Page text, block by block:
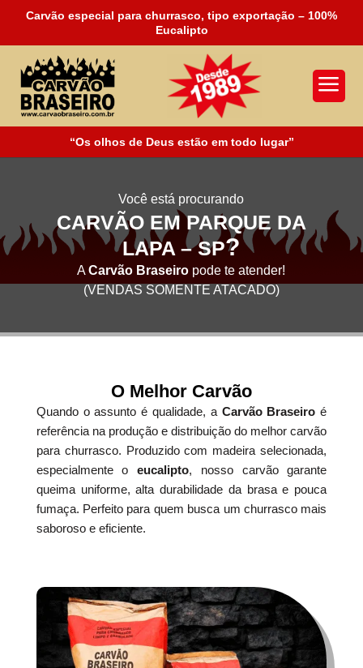
Carvão especial para churrasco, tipo exportação – 100%
Eucalipto
a
“Os olhos de Deus estão em todo lugar”
Você está procurando
CARVÃO EM PARQUE DA
LAPA – SP?
ACarvão Braseiro pode te atender!
(VENDAS SOMENTE ATACADO)
O Melhor Carvão
Quando o assunto é qualidade, a Carvão Braseiro é
referência na produção e distribuição do melhor carvão
para churrasco. Produzido com madeira selecionada,
especialmente oeucalipto, nosso carvão garante
queima uniforme, alta durabilidade da brasa e pouca
fumaça. Perfeito para quem busca um churrasco mais
saboroso e eficiente.